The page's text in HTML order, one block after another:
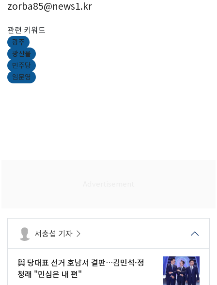
zorba85@news1.kr
관련 키워드
광주
광산을
민주당
임문영
서충섭 기자
與 당대표 선거 호남서 결판…김민석·정
청래 "민심은 내 편"